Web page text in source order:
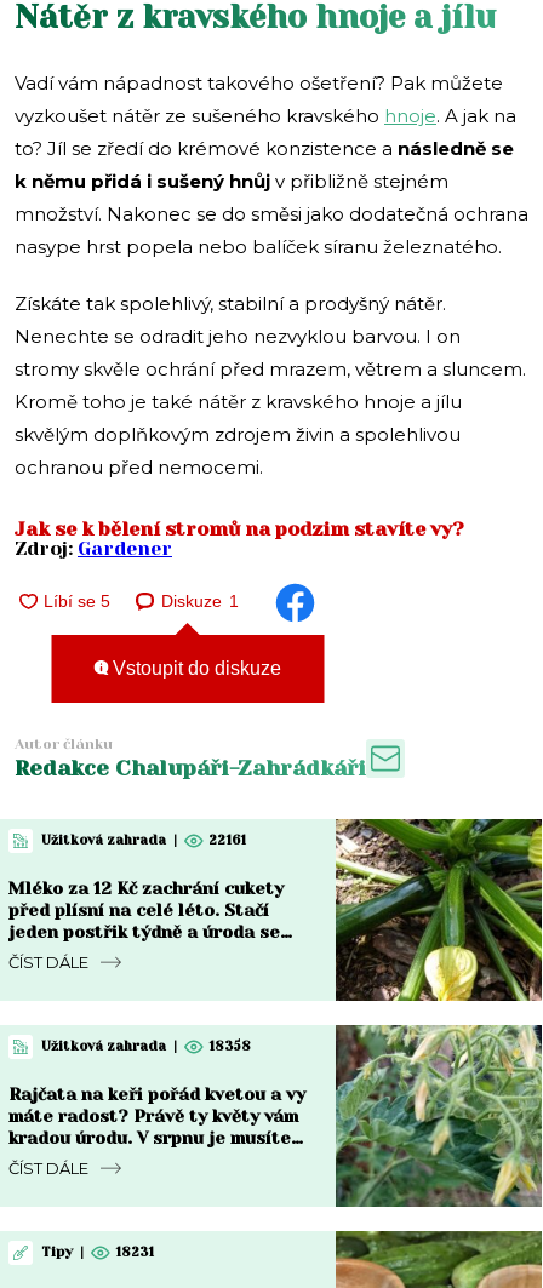
Nátěr z kravského hnoje a jílu
Vadí vám nápadnost takového ošetření? Pak můžete
vyzkoušet nátěr ze sušeného kravského hnoje. A jak na
to? Jíl se zředí do krémové konzistence a následně se
k němu přidá i sušený hnůj v přibližně stejném
množství. Nakonec se do směsi jako dodatečná ochrana
nasype hrst popela nebo balíček síranu železnatého.
Získáte tak spolehlivý, stabilní a prodyšný nátěr.
Nenechte se odradit jeho nezvyklou barvou. I on
stromy skvěle ochrání před mrazem, větrem a sluncem.
Kromě toho je také nátěr z kravského hnoje a jílu
skvělým doplňkovým zdrojem živin a spolehlivou
ochranou před nemocemi.
Jak se k bělení stromů na podzim stavíte vy?
Zdroj: Gardener
Diskuze 1
Vstoupit do diskuze
Autor článku
Redakce Chalupáři-Zahrádkáři
Užitková zahrada 22161
Mléko za 12 Kč zachrání cukety
před plísní na celé léto. Stačí
jeden postřik týdně a úroda se
zdvojnásobí
ČÍST DÁLE
Užitková zahrada 18358
Rajčata na keři pořád kvetou a vy
máte radost? Právě ty květy vám
kradou úrodu. V srpnu je musíte
zastavit
ČÍST DÁLE
Tipy 18231